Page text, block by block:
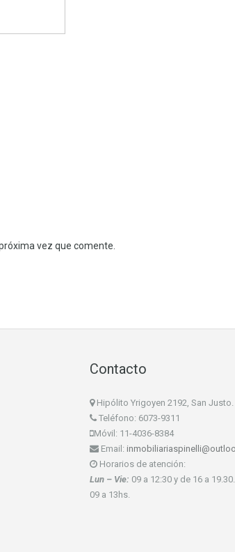
vez que comente.
Contacto
Hipólito Yrigoyen 2192, San Justo.
Teléfono: 6073-9311
Móvil: 11-4036-8384
Email:
Horarios de atención:
Lun – Vie: 09 a 12:30 y de 16 a
09 a 13hs.